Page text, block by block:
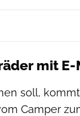
mit
soll,
Camper